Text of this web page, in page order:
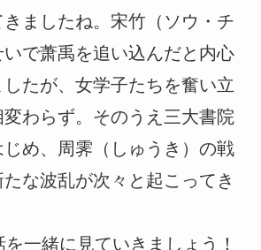
ましたね。宋竹（ソウ・チ
で萧禹を追い込んだと内心
たが、女学子たちを奮い立
わらず。そのうえ三大書院
め、周霁（しゅうき）の戦
な波乱が次々と起こってき
一緒に見ていきましょう！